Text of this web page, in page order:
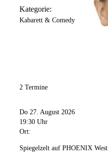
Kategorie:
Kabarett & Comedy
2 Termine
Do 27. August 2026
19:30 Uhr
Ort:
Spiegelzelt auf PHOENIX West